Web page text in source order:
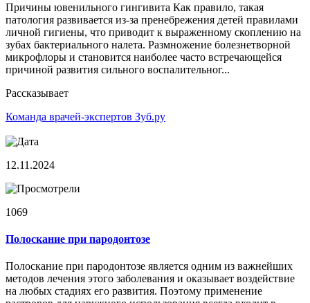
Причины ювенильного гингивита Как правило, такая
патология развивается из-за пренебрежения детей правилами
личной гигиены, что приводит к выраженному скоплению на
зубах бактериального налета. Размножение болезнетворной
микрофлоры и становится наиболее часто встречающейся
причиной развития сильного воспалительног...
Рассказывает
Команда врачей-экспертов Зуб.ру
12.11.2024
1069
Полоскание при пародонтозе
Полоскание при пародонтозе является одним из важнейших
методов лечения этого заболевания и оказывает воздействие
на любых стадиях его развития. Поэтому применение